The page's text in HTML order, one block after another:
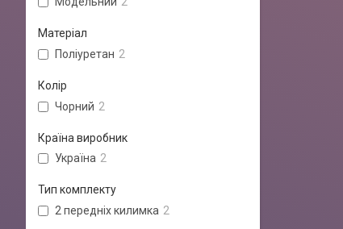
Матеріал
Поліуретан 2
Колір
Чорний 2
Країна виробник
Україна 2
Тип комплекту
2 передніх килимка 2